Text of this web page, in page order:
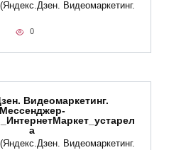
Видеомаркетинг.
0
Видеомаркетинг.
Мессенджер-
а
Видеомаркетинг.